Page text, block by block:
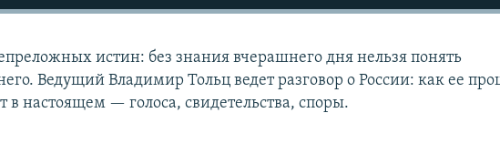
истин: без знания вчерашнего дня нельзя понять
Ведущий Владимир Тольц ведет разговор о России: как ее
в настоящем — голоса, свидетельства, споры.